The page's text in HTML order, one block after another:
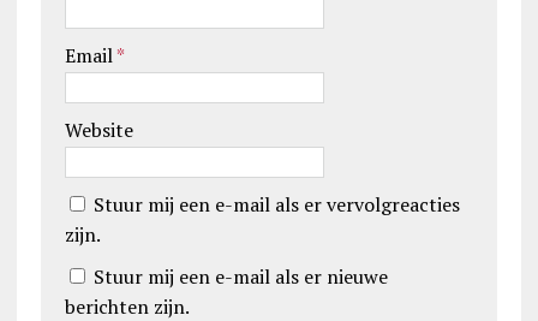
Email*
Website
Stuur mij een e-mail als er vervolgreacties
zijn.
Stuur mij een e-mail als er nieuwe
berichten zijn.